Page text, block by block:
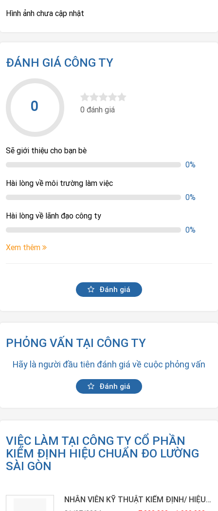
Hình ảnh chưa cập nhật
ĐÁNH GIÁ CÔNG TY
0 0 đánh giá
Sẽ giới thiệu cho bạn bè
0%
Hài lòng về môi trường làm việc
0%
Hài lòng về lãnh đạo công ty
0%
Xem thêm
Đánh giá
PHỎNG VẤN TẠI CÔNG TY
Hãy là người đầu tiên đánh giá về cuộc phỏng vấn
Đánh giá
VIỆC LÀM TẠI CÔNG TY CỔ PHẦN
KIỂM ĐỊNH HIỆU CHUẨN ĐO LƯỜNG
SÀI GÒN
NHÂN VIÊN KỸ THUẬT KIỂM ĐỊNH/ HIỆU CHUẨN